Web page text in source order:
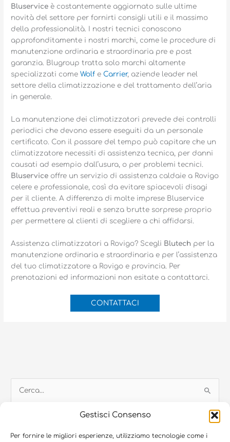
Gestisci Consenso
Per fornire le migliori esperienze, utilizziamo tecnologie come i
Bluservice è costantemente aggiornato sulle ultime
novità del settore per fornirti consigli utili e il massimo
della professionalità. I nostri tecnici conoscono
approfonditamente i nostri marchi, come le procedure di
manutenzione ordinaria e straordinaria pre e post
garanzia. Blugroup tratta solo marchi altamente
specializzati comeWolf eCarrier, aziende leader nel
settore della climatizzazione e del trattamento dell’aria
in generale.
La manutenzione dei climatizzatori prevede dei controlli
periodici che devono essere eseguiti da un personale
certificato. Con il passare del tempo può capitare che un
climatizzatore necessiti di assistenza tecnica, per danni
causati ad esempio dall’usura, o per problemi tecnici.
Bluservice offre un servizio di assistenza caldaie a Rovigo
celere e professionale, così da evitare spiacevoli disagi
per il cliente. A differenza di molte imprese Bluservice
effettua preventivi reali e senza brutte sorprese proprio
per permettere al clienti di scegliere a chi affidarsi.
Assistenza climatizzatori a Rovigo? Scegli Blutech per la
manutenzione ordinaria e straordinaria e per l’assistenza
del tuo climatizzatore a Rovigo e provincia. Per
prenotazioni ed informazioni non esitate a contattarci.
CONTATTACI
c